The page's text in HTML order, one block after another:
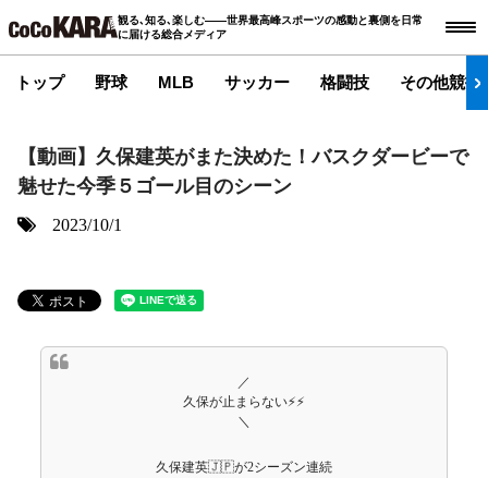
観る､知る､楽しむ――世界最高峰スポーツの感動と裏側を日常
に届ける総合メディア
トップ 野球 MLB サッカー 格闘技 その他競技
【動画】久保建英がまた決めた！バスクダービーで
魅せた今季５ゴール目のシーン
2023/10/1
／
久保が止まらない⚡⚡
＼
久保建英🇯🇵が2シーズン連続